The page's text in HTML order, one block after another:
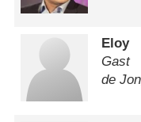
Eloy
Gast
de